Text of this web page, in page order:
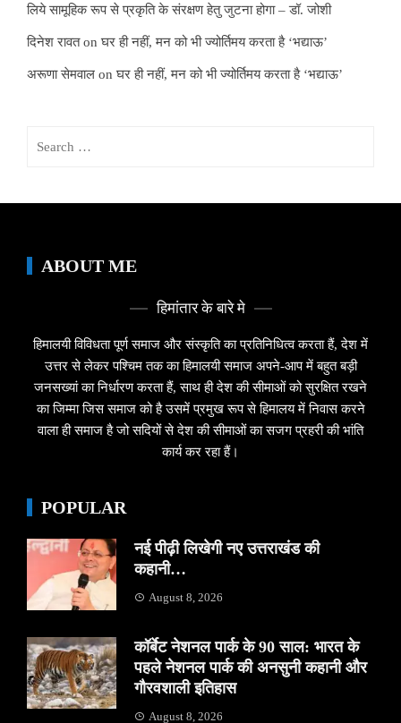
लिये सामूहिक रूप से प्रकृति के संरक्षण हेतु जुटना होगा – डॉ. जोशी
दिनेश रावतonघर ही नहीं, मन को भी ज्योर्तिमय करता है ‘भद्याऊ’
अरूणा सेमवाल onघर ही नहीं, मन को भी ज्योर्तिमय करता है ‘भद्याऊ’
ABOUT ME
हिमांतार के बारे मे
हिमालयी विविधता पूर्ण समाज और संस्कृति का प्रतिनिधित्व करता हैं, देश में
उत्तर से लेकर पश्चिम तक का हिमालयी समाज अपने-आप में बहुत बड़ी
जनसख्यां का निर्धारण करता हैं, साथ ही देश की सीमाओं को सुरक्षित रखने
का जिम्मा जिस समाज को है उसमें प्रमुख रूप से हिमालय में निवास करने
वाला ही समाज है जो सदियों से देश की सीमाओं का सजग प्रहरी की भांति
कार्य कर रहा हैं।
POPULAR
नई पीढ़ी लिखेगी नए उत्तराखंड की
कहानी…
August 8, 2026
कॉर्बेट नेशनल पार्क के 90 साल: भारत के
पहले नेशनल पार्क की अनसुनी कहानी और
गौरवशाली इतिहास
August 8, 2026